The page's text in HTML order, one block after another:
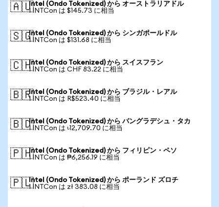
🇦🇺Intel (Ondo Tokenized) から オーストラリアドル
1 INTCon は $145.73 に相当
🇸🇬Intel (Ondo Tokenized) から シンガポールドル
1 INTCon は $131.68 に相当
🇨🇭Intel (Ondo Tokenized) から スイスフラン
1 INTCon は CHF 83.22 に相当
🇧🇷Intel (Ondo Tokenized) から ブラジル・レアル
1 INTCon は R$523.40 に相当
🇧🇩Intel (Ondo Tokenized) から バングラデシュ・タカ
1 INTCon は ৳12,709.70 に相当
🇵🇭Intel (Ondo Tokenized) から フィリピン・ペソ
1 INTCon は ₱6,256.19 に相当
🇵🇱Intel (Ondo Tokenized) から ポーランド ズロチ
1 INTCon は zł 383.08 に相当